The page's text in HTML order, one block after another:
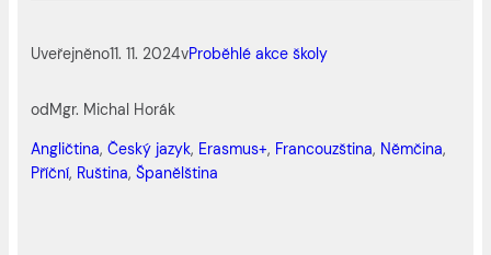
Uveřejněno11. 11. 2024vProběhlé akce školy
odMgr. Michal Horák
Angličtina, Český jazyk, Erasmus+, Francouzština, Němčina
Příční, Ruština, Španělština